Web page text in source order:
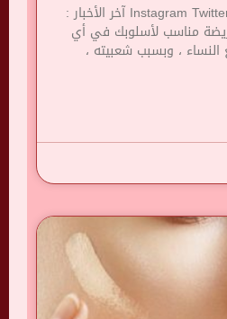
Instagram Twitter Snapchat Youtube آخر الأخبار :
مناسب لأسلوبك في أي
، وبسبب شعبيته ،